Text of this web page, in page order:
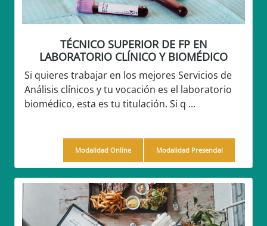
TÉCNICO SUPERIOR DE FP EN
LABORATORIO CLÍNICO Y BIOMÉDICO
Si quieres trabajar en los mejores Servicios de
Análisis clínicos y tu vocación es el laboratorio
biomédico, esta es tu titulación. Si q ...
Modalidad Online Modalidad Presencial